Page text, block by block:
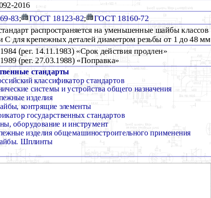
2016
83; ГОСТ 18123-82;
ГОСТ 18160-72
распространяется на уменьшенные шайбы классов
С для крепежных деталей диаметром резьбы от 1 до 48 мм
(рег. 14.11.1983) «Срок действия продлен»
(рег. 27.03.1988) «Поправка»
стандарты
классификатор стандартов
системы и устройства общего назначения
изделия
контрящие элементы
государственных стандартов
оборудование и инструмент
изделия общемашиностроительного применения
Шплинты